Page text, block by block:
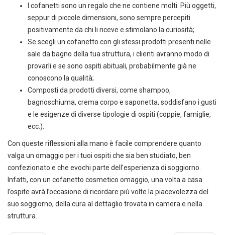
I cofanetti sono un regalo che ne contiene molti. Più oggetti,
seppur di piccole dimensioni, sono sempre percepiti
positivamente da chi li riceve e stimolano la curiosità;
Se scegli un cofanetto con gli stessi prodotti presenti nelle
sale da bagno della tua struttura, i clienti avranno modo di
provarli e se sono ospiti abituali, probabilmente già ne
conoscono la qualità;
Composti da prodotti diversi, come shampoo,
bagnoschiuma, crema corpo e saponetta, soddisfano i gusti
e le esigenze di diverse tipologie di ospiti (coppie, famiglie,
ecc.).
Con queste riflessioni alla mano è facile comprendere quanto
valga un omaggio per i tuoi ospiti che sia ben studiato, ben
confezionato e che evochi parte dell’esperienza di soggiorno.
Infatti, con un cofanetto cosmetico omaggio, una volta a casa
l’ospite avrà l’occasione di ricordare più volte la piacevolezza del
suo soggiorno, della cura al dettaglio trovata in camera e nella
struttura.